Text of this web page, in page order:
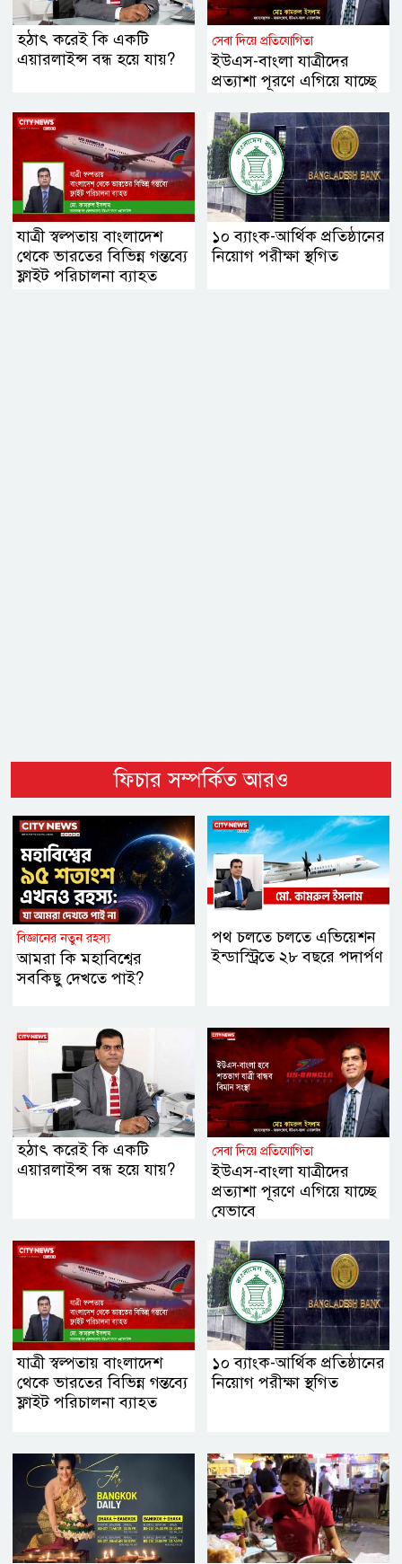
হঠাৎ করেই কি একটি
এয়ারলাইন্স বন্ধ হয়ে যায়?
সেবা দিয়ে প্রতিযোগিতা
ইউএস-বাংলা যাত্রীদের
প্রত্যাশা পূরণে এগিয়ে যাচ্ছে
যাত্রী স্বল্পতায় বাংলাদেশ
থেকে ভারতের বিভিন্ন গন্তব্যে
ফ্লাইট পরিচালনা ব্যাহত
১০ ব্যাংক-আর্থিক প্রতিষ্ঠানের
নিয়োগ পরীক্ষা স্থগিত
ফিচার সম্পর্কিত আরও
বিজ্ঞানের নতুন রহস্য
আমরা কি মহাবিশ্বের
সবকিছু দেখতে পাই?
পথ চলতে চলতে এভিয়েশন
ইন্ডাস্ট্রিতে ২৮ বছরে পদার্পণ
হঠাৎ করেই কি একটি
এয়ারলাইন্স বন্ধ হয়ে যায়?
সেবা দিয়ে প্রতিযোগিতা
ইউএস-বাংলা যাত্রীদের
প্রত্যাশা পূরণে এগিয়ে যাচ্ছে
যেভাবে
যাত্রী স্বল্পতায় বাংলাদেশ
থেকে ভারতের বিভিন্ন গন্তব্যে
ফ্লাইট পরিচালনা ব্যাহত
১০ ব্যাংক-আর্থিক প্রতিষ্ঠানের
নিয়োগ পরীক্ষা স্থগিত